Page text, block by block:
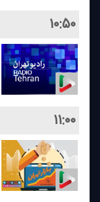
۱۰:۵۰
۱۱:۰۰